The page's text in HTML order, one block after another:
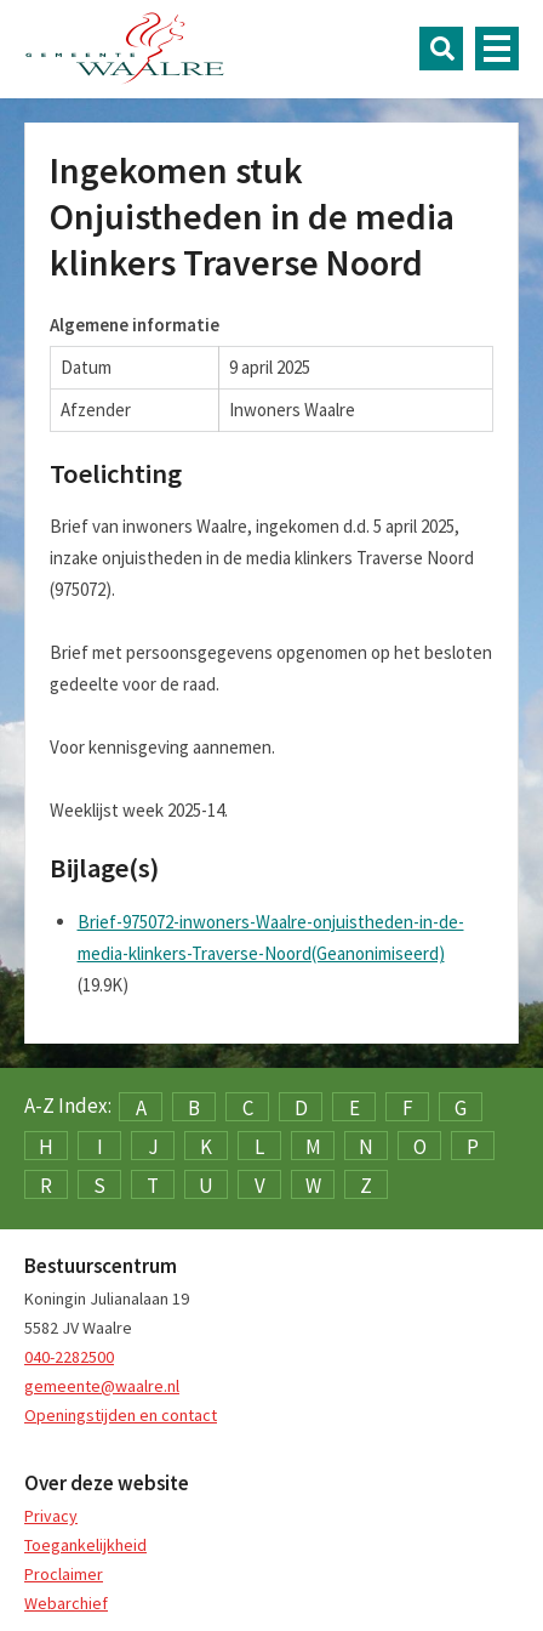
Ingekomen stuk
Onjuistheden in de media
klinkers Traverse Noord
Algemene informatie
Datum
9 april 2025
Afzender
Inwoners Waalre
Toelichting
Brief van inwoners Waalre, ingekomen d.d. 5 april 2025,
inzake onjuistheden in de media klinkers Traverse Noord
(975072).
Brief met persoonsgegevens opgenomen op het besloten
gedeelte voor de raad.
Voor kennisgeving aannemen.
Weeklijst week 2025-14.
Bijlage(s)
Brief-975072-inwoners-Waalre-onjuistheden-in-de-
media-klinkers-Traverse-Noord(Geanonimiseerd)
(19.9K)
A-Z Index: A B C D E F
G
H
I J K L M N O
P
R
S T U V W Z
Bestuurscentrum
Koningin Julianalaan 19
5582 JV Waalre
040-2282500
gemeente@waalre.nl
Openingstijden en contact
Over deze website
Privacy
Toegankelijkheid
Proclaimer
Webarchief